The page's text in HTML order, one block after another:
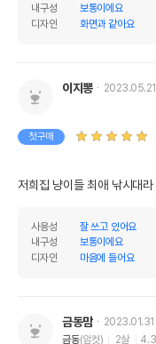
상품 필수 정보
법에 의한 인증,허가 등을
내구성
보통이에요
디자인
화면과 같아요
이지뽕 2023.05.21
첫구매
저희집 냥이들 최애 낚시대
사용성
잘 쓰고 있어요
내구성
보통이에요
디자인
마음에 들어요
금동맘
2023.01.31
금동(암컷) 2살